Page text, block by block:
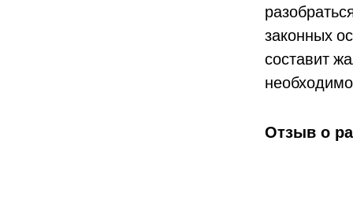
законных
составит
Отзыв о